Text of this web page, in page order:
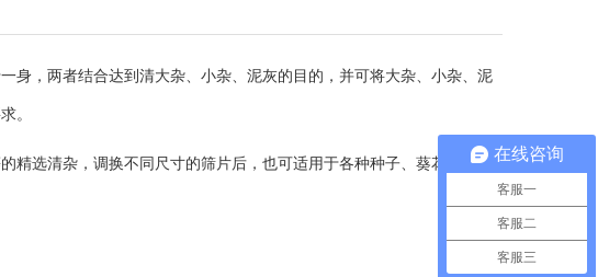
身，两者结合达到清大杂、小杂、泥灰的目的，并可将大杂、小杂、泥
。
选清杂，调换不同尺寸的筛片后，也可适用于各种种子、葵花籽的清
在线咨询
客服一
客服二
客服三